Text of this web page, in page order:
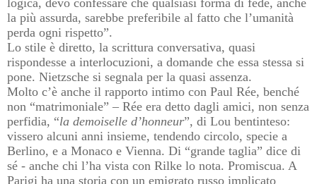
la più assurda, sarebbe preferibile al fatto che l’umanità
perda ogni rispetto”.
Lo stile è diretto, la scrittura conversativa, quasi
rispondesse a interlocuzioni, a domande che essa stessa si
pone. Nietzsche si segnala per la quasi assenza.
Molto c’è anche il rapporto intimo con Paul Rée, benché
non “matrimoniale” – Rée era detto dagli amici, non senza
perfidia, “la demoiselle d’honneur”, di Lou bentinteso:
vissero alcuni anni insieme, tendendo circolo, specie a
Berlino, e a Monaco e Vienna. Di “grande taglia” dice di
sé - anche chi l’ha vista con Rilke lo nota. Promiscua. A
Parigi ha una storia con un emigrato russo implicato